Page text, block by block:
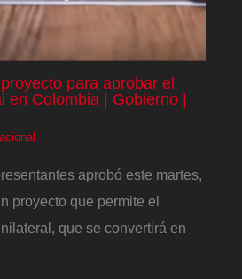
para aprobar el
en Colombia | Gobierno |
aprobó este martes,
proyecto que permite el
que se convertirá en